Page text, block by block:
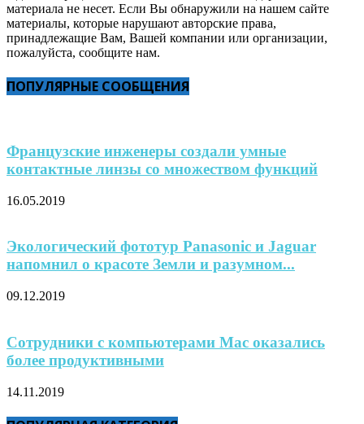
материала не несет. Если Вы обнаружили на нашем сайте
материалы, которые нарушают авторские права,
принадлежащие Вам, Вашей компании или организации,
пожалуйста, сообщите нам.
ПОПУЛЯРНЫЕ СООБЩЕНИЯ
Французские инженеры создали умные
контактные линзы со множеством функций
16.05.2019
Экологический фототур Panasonic и Jaguar
напомнил о красоте Земли и разумном...
09.12.2019
Сотрудники с компьютерами Mac оказались
более продуктивными
14.11.2019